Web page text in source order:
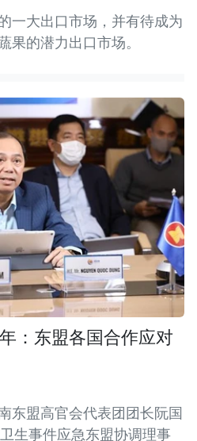
一大出口市场，并有待成为
果的潜力出口市场。
：东盟各国合作应对
东盟高官会代表团团长阮国
生事件应急东盟协调理事